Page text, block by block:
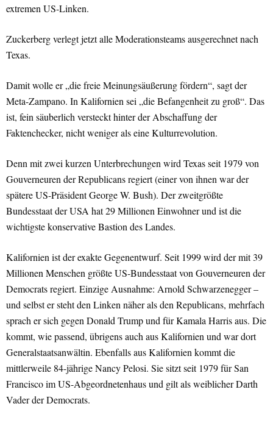
extremen US-Linken.
Zuckerberg verlegt jetzt alle Moderationsteams ausgerechnet nach
Texas.
Damit wolle er „die freie Meinungsäußerung fördern“, sagt der
Meta-Zampano. In Kalifornien sei „die Befangenheit zu groß“. Das
ist, fein säuberlich versteckt hinter der Abschaffung der
Faktenchecker, nicht weniger als eine Kulturrevolution.
Denn mit zwei kurzen Unterbrechungen wird Texas seit 1979 von
Gouverneuren der Republicans regiert (einer von ihnen war der
spätere US-Präsident George W. Bush). Der zweitgrößte
Bundesstaat der USA hat 29 Millionen Einwohner und ist die
wichtigste konservative Bastion des Landes.
Kalifornien ist der exakte Gegenentwurf. Seit 1999 wird der mit 39
Millionen Menschen größte US-Bundesstaat von Gouverneuren der
Democrats regiert. Einzige Ausnahme: Arnold Schwarzenegger –
und selbst er steht den Linken näher als den Republicans, mehrfach
sprach er sich gegen Donald Trump und für Kamala Harris aus. Die
kommt, wie passend, übrigens auch aus Kalifornien und war dort
Generalstaatsanwältin. Ebenfalls aus Kalifornien kommt die
mittlerweile 84-jährige Nancy Pelosi. Sie sitzt seit 1979 für San
Francisco im US-Abgeordnetenhaus und gilt als weiblicher Darth
Vader der Democrats.